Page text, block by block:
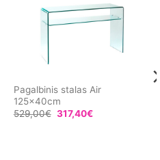
Pagalbinis stalas Air
125x40cm
529,00€ 317,40€